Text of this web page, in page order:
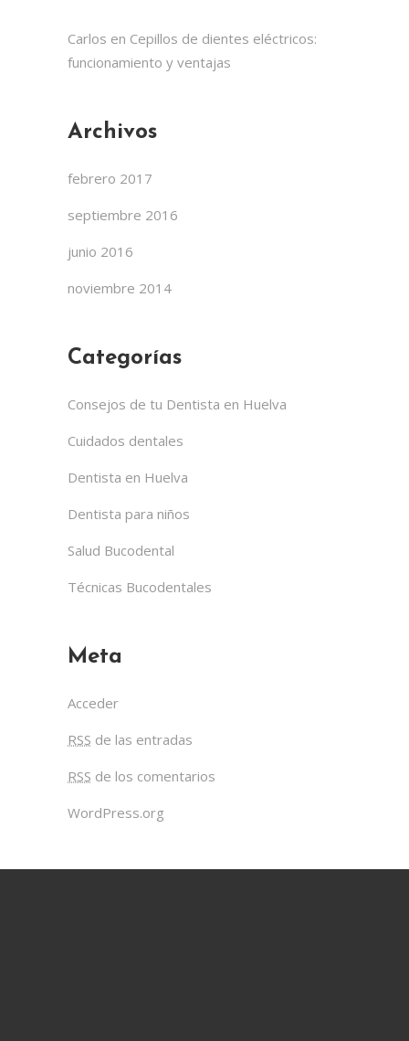
Carlos en Cepillos de dientes eléctricos:
funcionamiento y ventajas
Archivos
febrero 2017
septiembre 2016
junio 2016
noviembre 2014
Categorías
Consejos de tu Dentista en Huelva
Cuidados dentales
Dentista en Huelva
Dentista para niños
Salud Bucodental
Técnicas Bucodentales
Meta
Acceder
RSS de las entradas
RSS de los comentarios
WordPress.org